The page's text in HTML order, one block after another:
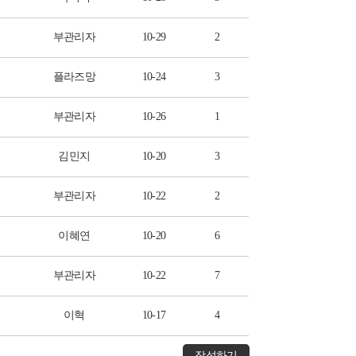
부관리자 10-29 2
플라즈망 10-24 3
부관리자 10-26 1
김민지 10-20 3
부관리자 10-22 2
이혜연 10-20 6
부관리자 10-22 7
이혁 10-17 4